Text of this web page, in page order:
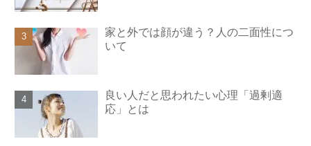
家と外では顔が違う？人の二面性につ
いて
良い人だと思われたい心理「過剰適
応」とは